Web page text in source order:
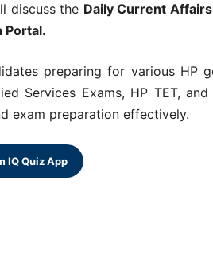
discuss the Daily Current
Portal.
preparing for various HP
Services Exams, HP TET,
exam preparation effectively.
IQ Quiz App